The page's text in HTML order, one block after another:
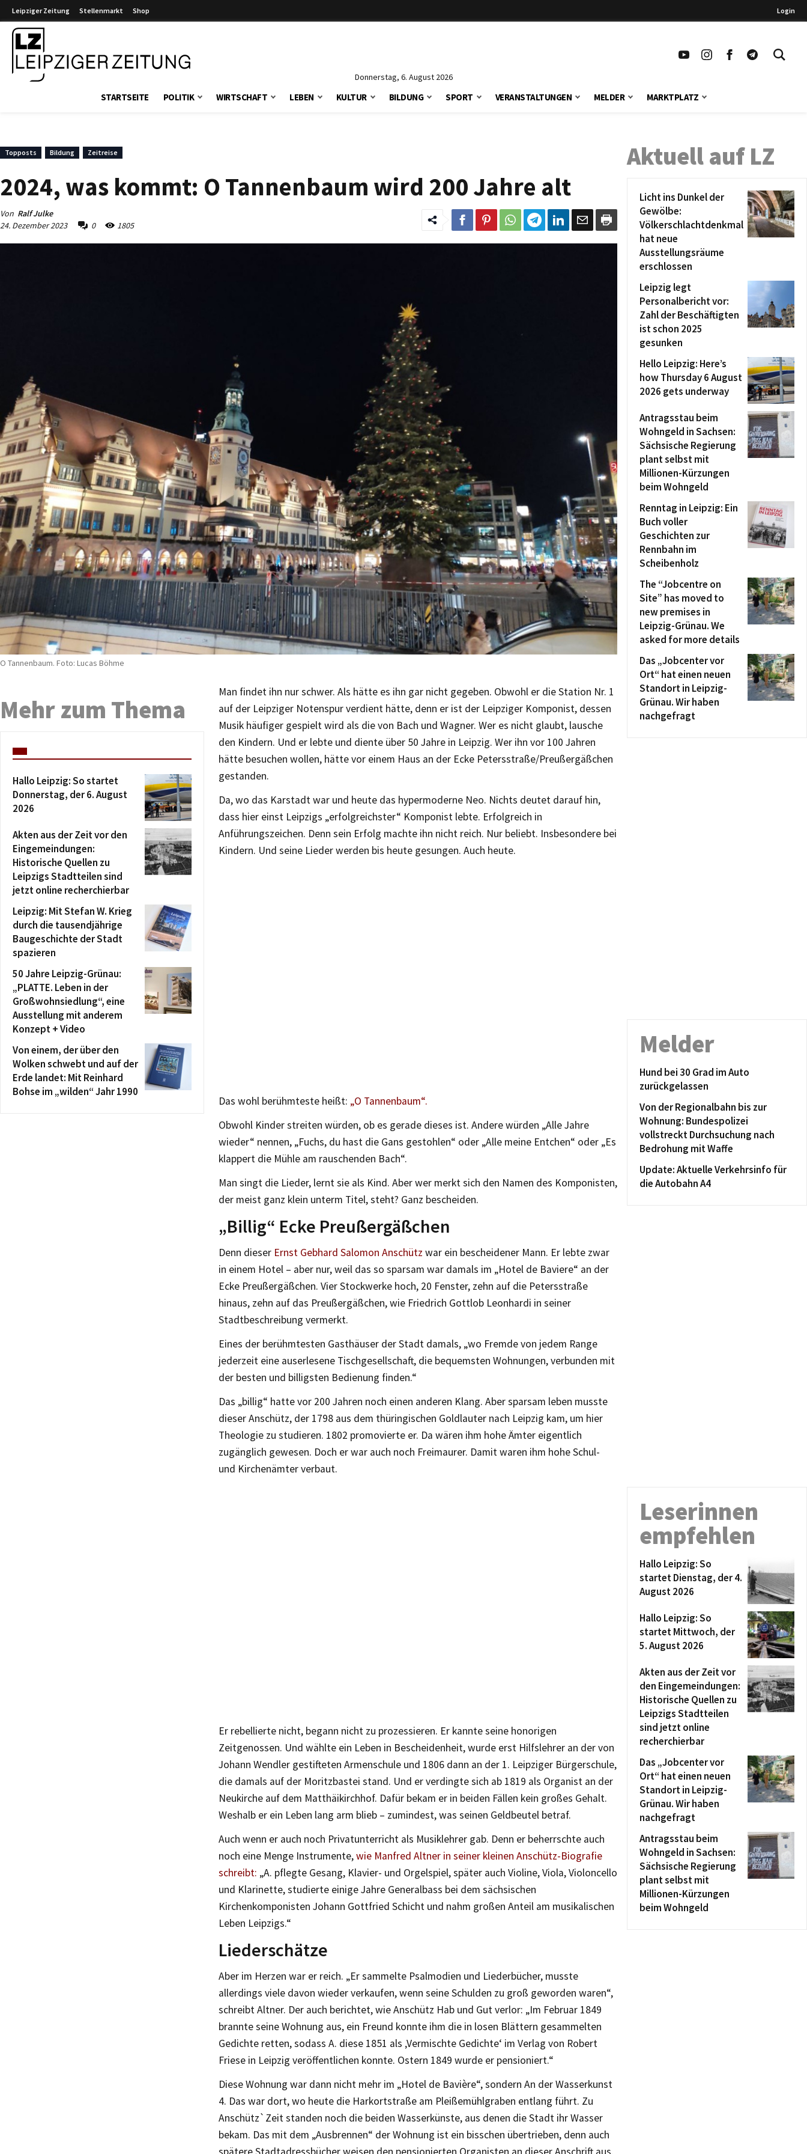
Leipziger Zeitung Stellenmarkt Shop Login
Donnerstag, 6. August 2026
STARTSEITE POLITIK WIRTSCHAFT LEBEN KULTUR BILDUNG SPORT VERANSTALTUNGEN MELDER MARKTPLATZ
Topposts Bildung Zeitreise
2024, was kommt: O Tannenbaum wird 200 Jahre alt
Von Ralf Julke
24. Dezember 2023
0 1805
O Tannenbaum. Foto: Lucas Böhme
Man findet ihn nur schwer. Als hätte es ihn gar nicht gegeben. Obwohl er die Station Nr. 1
auf der Leipziger Notenspur verdient hätte, denn er ist der Leipziger Komponist, dessen
Musik häufiger gespielt wird als die von Bach und Wagner. Wer es nicht glaubt, lausche
den Kindern. Und er lebte und diente über 50 Jahre in Leipzig. Wer ihn vor 100 Jahren
hätte besuchen wollen, hätte vor einem Haus an der Ecke Petersstraße/Preußergäßchen
gestanden.
Da, wo das Karstadt war und heute das hypermoderne Neo. Nichts deutet darauf hin,
dass hier einst Leipzigs „erfolgreichster“ Komponist lebte. Erfolgreich in
Anführungszeichen. Denn sein Erfolg machte ihn nicht reich. Nur beliebt. Insbesondere bei
Kindern. Und seine Lieder werden bis heute gesungen. Auch heute.
Das wohl berühmteste heißt: „O Tannenbaum“.
Obwohl Kinder streiten würden, ob es gerade dieses ist. Andere würden „Alle Jahre
wieder“ nennen, „Fuchs, du hast die Gans gestohlen“ oder „Alle meine Entchen“ oder „Es
klappert die Mühle am rauschenden Bach“.
Man singt die Lieder, lernt sie als Kind. Aber wer merkt sich den Namen des Komponisten,
der meist ganz klein unterm Titel, steht? Ganz bescheiden.
„Billig“ Ecke Preußergäßchen
Denn dieser Ernst Gebhard Salomon Anschütz war ein bescheidener Mann. Er lebte zwar
in einem Hotel – aber nur, weil das so sparsam war damals im „Hotel de Baviere“ an der
Ecke Preußergäßchen. Vier Stockwerke hoch, 20 Fenster, zehn auf die Petersstraße
hinaus, zehn auf das Preußergäßchen, wie Friedrich Gottlob Leonhardi in seiner
Stadtbeschreibung vermerkt.
Eines der berühmtesten Gasthäuser der Stadt damals, „wo Fremde von jedem Range
jederzeit eine auserlesene Tischgesellschaft, die bequemsten Wohnungen, verbunden mit
der besten und billigsten Bedienung finden.“
Das „billig“ hatte vor 200 Jahren noch einen anderen Klang. Aber sparsam leben musste
dieser Anschütz, der 1798 aus dem thüringischen Goldlauter nach Leipzig kam, um hier
Theologie zu studieren. 1802 promovierte er. Da wären ihm hohe Ämter eigentlich
zugänglich gewesen. Doch er war auch noch Freimaurer. Damit waren ihm hohe Schul-
und Kirchenämter verbaut.
Er rebellierte nicht, begann nicht zu prozessieren. Er kannte seine honorigen
Zeitgenossen. Und wählte ein Leben in Bescheidenheit, wurde erst Hilfslehrer an der von
Johann Wendler gestifteten Armenschule und 1806 dann an der 1. Leipziger Bürgerschule,
die damals auf der Moritzbastei stand. Und er verdingte sich ab 1819 als Organist an der
Neukirche auf dem Matthäikirchhof. Dafür bekam er in beiden Fällen kein großes Gehalt.
Weshalb er ein Leben lang arm blieb – zumindest, was seinen Geldbeutel betraf.
Auch wenn er auch noch Privatunterricht als Musiklehrer gab. Denn er beherrschte auch
noch eine Menge Instrumente,wie Manfred Altner in seiner kleinen Anschütz-Biografie
schreibt: „A. pflegte Gesang, Klavier- und Orgelspiel, später auch Violine, Viola, Violoncello
und Klarinette, studierte einige Jahre Generalbass bei dem sächsischen
Kirchenkomponisten Johann Gottfried Schicht und nahm großen Anteil am musikalischen
Leben Leipzigs.“
Liederschätze
Aber im Herzen war er reich. „Er sammelte Psalmodien und Liederbücher, musste
allerdings viele davon wieder verkaufen, wenn seine Schulden zu groß geworden waren“,
schreibt Altner. Der auch berichtet, wie Anschütz Hab und Gut verlor: „Im Februar 1849
brannte seine Wohnung aus, ein Freund konnte ihm die in losen Blättern gesammelten
Gedichte retten, sodass A. diese 1851 als ‚Vermischte Gedichte‘ im Verlag von Robert
Friese in Leipzig veröffentlichen konnte. Ostern 1849 wurde er pensioniert.“
Diese Wohnung war dann nicht mehr im „Hotel de Bavière“, sondern An der Wasserkunst
4. Das war dort, wo heute die Harkortstraße am Pleißemühlgraben entlang führt. Zu
Anschütz`Zeit standen noch die beiden Wasserkünste, aus denen die Stadt ihr Wasser
bekam. Das mit dem „Ausbrennen“ der Wohnung ist ein bisschen übertrieben, denn auch
Mehr zum Thema
Hallo Leipzig: So startet
Donnerstag, der 6. August
2026
Akten aus der Zeit vor den
Eingemeindungen:
Historische Quellen zu
Leipzigs Stadtteilen sind
jetzt online recherchierbar
Leipzig: Mit Stefan W. Krieg
durch die tausendjährige
Baugeschichte der Stadt
spazieren
50 Jahre Leipzig-Grünau:
„PLATTE. Leben in der
Großwohnsiedlung“, eine
Ausstellung mit anderem
Konzept + Video
Von einem, der über den
Wolken schwebt und auf der
Erde landet: Mit Reinhard
Bohse im „wilden“ Jahr 1990
Aktuell auf LZ
Licht ins Dunkel der
Gewölbe:
Völkerschlachtdenkmal
hat neue
Ausstellungsräume
erschlossen
Leipzig legt
Personalbericht vor:
Zahl der Beschäftigten
ist schon 2025
gesunken
Hello Leipzig: Here’s
how Thursday 6 August
2026 gets underway
Antragsstau beim
Wohngeld in Sachsen:
Sächsische Regierung
plant selbst mit
Millionen-Kürzungen
beim Wohngeld
Renntag in Leipzig: Ein
Buch voller
Geschichten zur
Rennbahn im
Scheibenholz
The “Jobcentre on
Site” has moved to
new premises in
Leipzig-Grünau. We
asked for more details
Das „Jobcenter vor
Ort“ hat einen neuen
Standort in Leipzig-
Grünau. Wir haben
nachgefragt
Melder
Hund bei 30 Grad im Auto
zurückgelassen
Von der Regionalbahn bis zur
Wohnung: Bundespolizei
vollstreckt Durchsuchung nach
Bedrohung mit Waffe
Update: Aktuelle Verkehrsinfo für
die Autobahn A4
Leserinnen
empfehlen
Hallo Leipzig: So
startet Dienstag, der 4.
August 2026
Hallo Leipzig: So
startet Mittwoch, der
5. August 2026
Akten aus der Zeit vor
den Eingemeindungen:
Historische Quellen zu
Leipzigs Stadtteilen
sind jetzt online
recherchierbar
Das „Jobcenter vor
Ort“ hat einen neuen
Standort in Leipzig-
Grünau. Wir haben
nachgefragt
Antragsstau beim
Wohngeld in Sachsen:
Sächsische Regierung
plant selbst mit
Millionen-Kürzungen
beim Wohngeld